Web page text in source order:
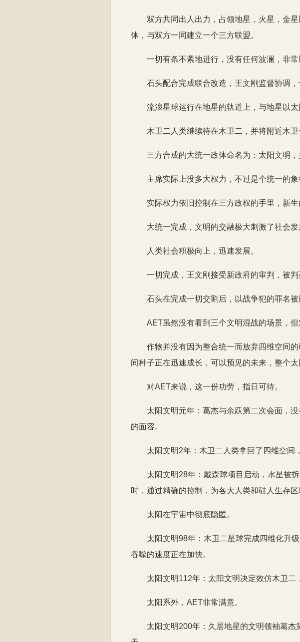
双方共同出人出力，占领地星，火星，金
体，与双方一同建立一个三方联盟。
一切有条不紊地进行，没有任何波澜，非常
石头配合完成联合改造，王文刚监督协调
流浪星球运行在地星的轨道上，与地星以太
木卫二人类继续待在木卫二，并将附近木
三方合成的大统一政体命名为：太阳文明
主席实际上没多大权力，不过是个统一的象
实际权力依旧控制在三方政权的手里，新
大统一完成，文明的交融极大刺激了社会发
人类社会积极向上，迅速发展。
一切完成，王文刚接受新政府的审判，被判
石头在完成一切交割后，以战争犯的罪名
AET虽然没有看到三个文明混战的场景，但
作物并没有因为整合统一而放弃四维空间
间种子正在迅速成长，可以预见的未来，整个太
对AET来说，这一份功劳，指日可待。
太阳文明元年：葛杰与余跃第二次会面，
的面容。
太阳文明2年：木卫二人类拿回了四维空间
太阳文明28年：戴森球项目启动，水星被
时，通过精确的控制，为各大人类和硅人生存区
太阳在宇宙中彻底隐匿。
太阳文明98年：木卫二星球完成四维化升
吞噬的速度正在加快。
太阳文明112年：太阳文明决定效仿木卫二
太阳系外，AET非常满意。
太阳文明200年：久居地星的文明领袖葛